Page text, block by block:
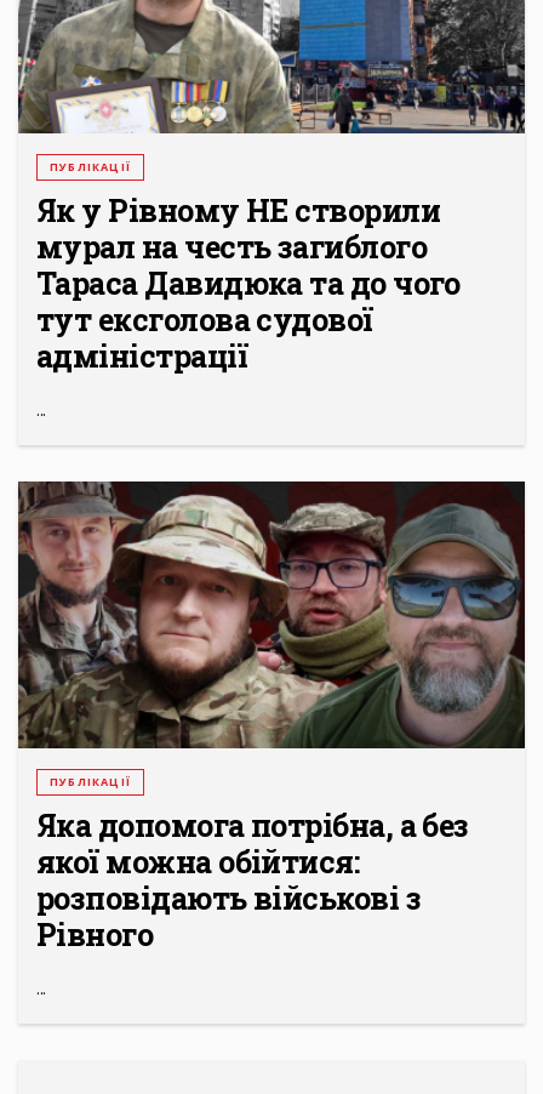
ПУБЛІКАЦІЇ
Як у Рівному НЕ створили
мурал на честь загиблого
Тараса Давидюка та до чого
тут ексголова судової
адміністрації
...
ПУБЛІКАЦІЇ
Яка допомога потрібна, а без
якої можна обійтися:
розповідають військові з
Рівного
...